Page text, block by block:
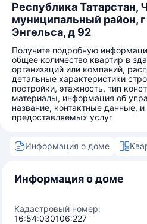
Республика Татарстан,
муниципальный район,
Энгельса, д 92
Получите подробную
общее количество квартир в
организаций или компаний,
детальные характеристики
постройки, этажность, тип
материалы, информация об
название, контактные данные, и
предоставляемых услуг
Информация о доме
Информация о доме
Кадастровый номер:
16:54:030106:227